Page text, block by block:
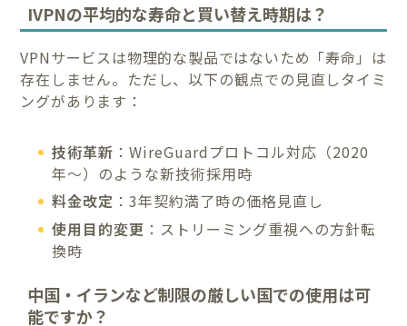
IVPNの平均的な寿命と買い替え時期は？
VPNサービスは物理的な製品ではないため「寿命」は
存在しません。ただし、以下の観点での見直しタイミ
ングがあります：
技術革新 ：WireGuardプロトコル対応（2020
年〜）のような新技術採用時
料金改定 ：3年契約満了時の価格見直し
使用目的変更 ：ストリーミング重視への方針転
換時
中国・イランなど制限の厳しい国での使用は可
能ですか？